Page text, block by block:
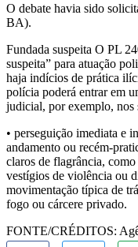
O debate havia sido
BA).
Fundada suspeita O PL
suspeita” para atuação
haja indícios de prática
polícia poderá entrar em
judicial, por exemplo, nos
• perseguição imediata e
andamento ou recém-
claros de flagrância,
vestígios de violência ou
movimentação típica de
fogo ou cárcere privado.
FONTE/CRÉDITOS: